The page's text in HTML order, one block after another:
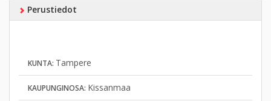
Perustiedot
KUNTA: Tampere
KAUPUNGINOSA: Kissanmaa